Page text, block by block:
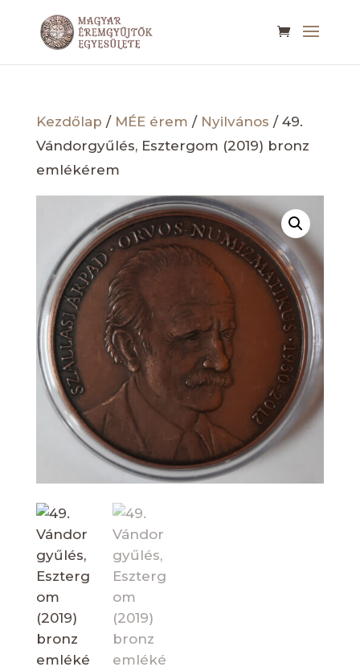
Kezdőlap / MÉE érem / Nyilvános / 49.
Vándorgyűlés, Esztergom (2019) bronz
emlékérem